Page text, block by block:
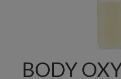
BODY